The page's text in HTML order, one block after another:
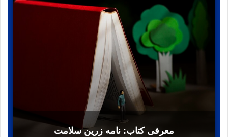
معرفی کتاب: نامه زرين سلامت